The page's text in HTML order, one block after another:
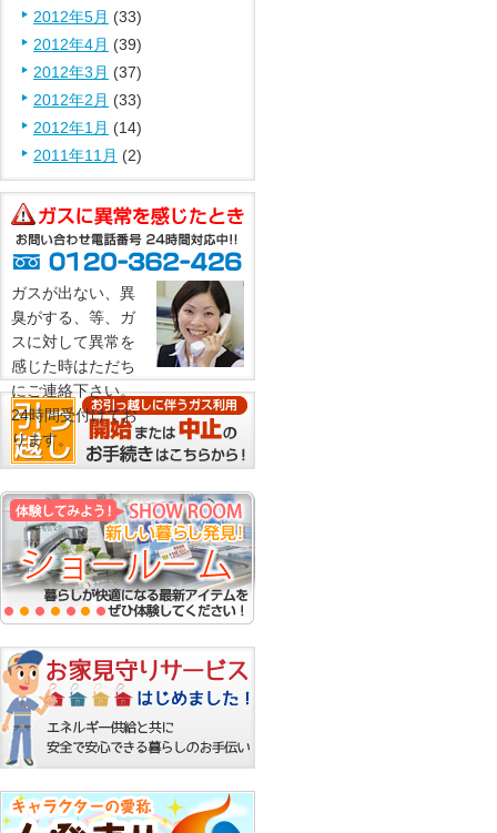
2012年5月 (33)
2012年4月 (39)
2012年3月 (37)
2012年2月 (33)
2012年1月 (14)
2011年11月 (2)
ガスが出ない、異
臭がする、等、ガ
スに対して異常を
感じた時はただち
にご連絡下さい。
24時間受付けてお
ります。